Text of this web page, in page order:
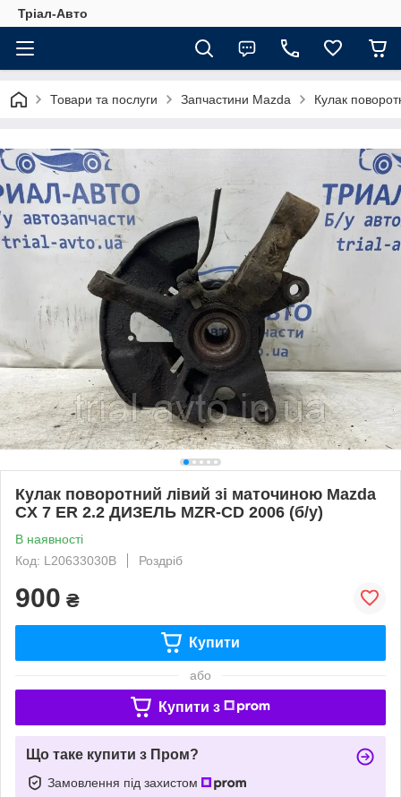
Тріал-Авто
Товари та послуги Запчастини Mazda Кулак
Кулак поворотний лівий зі маточиною Mazda
CX 7 ER 2.2 ДИЗЕЛЬ MZR-CD 2006 (б/у)
В наявності
Код: L20633030B
Роздріб
900 ₴
Купити
або
Купити з
Що таке купити з Пром?
Замовлення під захистом